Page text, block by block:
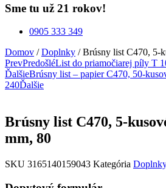
Sme tu už 21 rokov!
0905 333 349
Domov /Doplnky / Brúsny list C470, 5-
PrevPredošléList do priamočiarej píly T
ĎalšieBrúsny list – papier C470, 50-
240Ďalšie
Brúsny list C470, 5-
mm, 80
SKU 3165140159043 Kategória